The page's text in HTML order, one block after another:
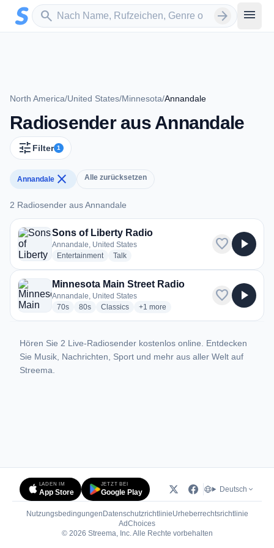
Zum Hauptinhalt springen
search
Sender suchen arrow_forward menu
North America/United States/Minnesota/Annandale
Radiosender aus Annandale
tune Filter 1
Annandale close Alle zurücksetzen
2 Radiosender aus Annandale
2 Radiosender aus Annandale
Sons of Liberty Radio
Annandale, United States
Entertainmentradio stations
Talkradio stations
favorite play_arrow
Minnesota Main Street Radio
Annandale, United States
70sradio stations
80sradio stations
Classicsradio stations
+1 more genres for Minnesota Main
more
favorite play_arrow
Hören Sie 2 Live-Radiosender kostenlos online. Entdecken
Sie Musik, Nachrichten, Sport und mehr aus aller Welt auf
Streema.
LADEN IM
App Store
JETZT BEI
Google Play Deutsch
Nutzungsbedingungen DatenschutzrichtlinieUrheberrechtsrichtlinie
AdChoices(öffnet in neuem Tab)
© 2026 Streema, Inc. Alle Rechte vorbehalten